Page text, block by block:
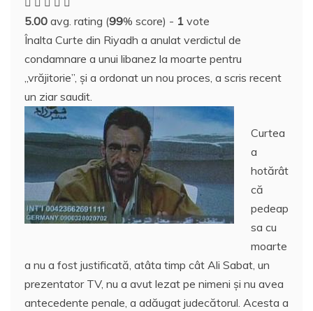
e
b
o
o
k
er
e
st r
e
dI
n
p
a
c
e
t
p ai
rt
aj
e
a
z
ă
5.00 avg. rating (99% score) - 1 vote
Înalta Curte din Riyadh a anulat verdictul de
condamnare a unui libanez la moarte pentru
„vrăjitorie”, şi a ordonat un nou proces, a scris recent
un ziar saudit.
Curtea
a
hotărât
că
pedeap
sa cu
moarte
a nu a fost justificată, atâta timp cât Ali Sabat, un
prezentator TV, nu a avut lezat pe nimeni şi nu avea
antecedente penale, a adăugat judecătorul. Acesta a